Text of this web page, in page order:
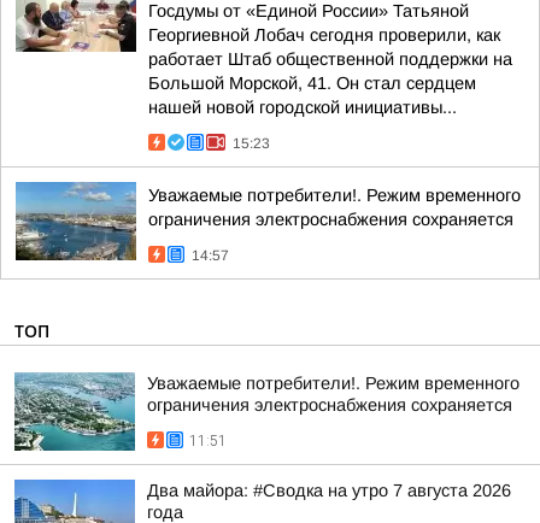
Госдумы от «Единой России» Татьяной
Георгиевной Лобач сегодня проверили, как
работает Штаб общественной поддержки на
Большой Морской, 41. Он стал сердцем
нашей новой городской инициативы...
15:23
Уважаемые потребители!. Режим временного
ограничения электроснабжения сохраняется
14:57
ТОП
Уважаемые потребители!. Режим временного
ограничения электроснабжения сохраняется
11:51
Два майора: #Сводка на утро 7 августа 2026
года